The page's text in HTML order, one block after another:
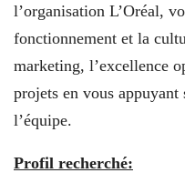
l’organisation L’Oréal,
fonctionnement et la
marketing, l’excellence
projets en vous
l’équipe.
Profil recherché: